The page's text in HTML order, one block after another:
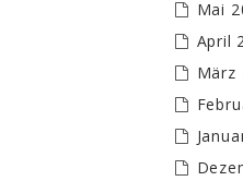
Mai
April
März